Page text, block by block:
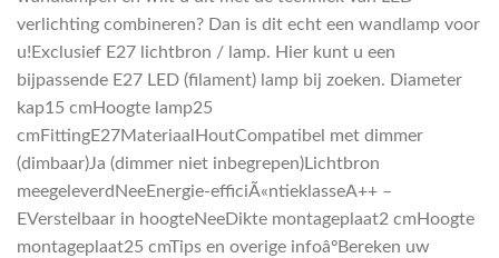
verlichting combineren? Dan is dit echt een wandlamp voor
u!Exclusief E27 lichtbron / lamp. Hier kunt u een
bijpassende E27 LED (filament) lamp bij zoeken. Diameter
kap15 cmHoogte lamp25
cmFittingE27MateriaalHoutCompatibel met dimmer
(dimbaar)Ja (dimmer niet inbegrepen)Lichtbron
meegeleverdNeeEnergie-efficiÃ«ntieklasseA++ –
EVerstelbaar in hoogteNeeDikte montageplaat2 cmHoogte
montageplaat25 cmTips en overige infoâºBereken uw